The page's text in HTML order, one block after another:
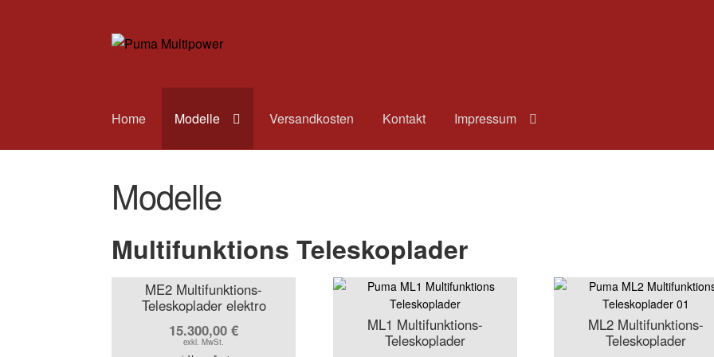
Zur
Zum
Home Modelle Versandkosten Kontakt Impressum
Modelle
Multifunktions Teleskoplader
ME2 Multifunktions-
Teleskoplader elektro
15.300,00€
exkl. MwSt.
ML1 Multifunktions-
Teleskoplader
ML2 Multifunktions-
Teleskoplader